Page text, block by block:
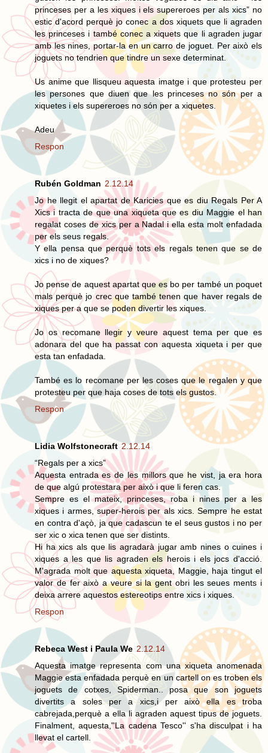
princeses per a les xiques i els supereroes per als xics” no
estic d'acord perquè jo conec a dos xiquets que li agraden
les princeses i també conec a xiquets que li agraden jugar
amb les nines, portar-la en un carro de joguet. Per això els
joguets no tendrien que tindre un sexe determinat.
Us anime que llisqueu aquesta imatge i que protesteu per
les persones que diuen que les princeses no són per a
xiquetes i els supereroes no són per a xiquetes.
Adeu
Respon
Rubén Goldman 2.12.14
Jo he llegit el apartat de Karicies que es diu Regals Per A
Xics i tracta de que una xiqueta que es diu Maggie el han
regalat coses de xics per a Nadal i ella esta molt enfadada
per els seus regals.
Y ella pensa que perquè tots els regals tenen que se de
xics i no de xiques?
Jo pense de aquest apartat que es bo per també un poquet
mals perquè jo crec que també tenen que haver regals de
xiques per a que se poden divertir les xiques.
Jo os recomane llegir y veure aquest tema per que es
adonara del que ha passat con aquesta xiqueta i per que
esta tan enfadada.
També es lo recomane per les coses que le regalen y que
protesteu per que haja coses de tots els gustos.
Respon
Lidia Wolfstonecraft 2.12.14
“Regals per a xics”
Aquesta entrada es de les millors que he vist, ja era hora
de que algú protestara per això i que li feren cas.
Sempre es el mateix, princeses, roba i nines per a les
xiques i armes, super-herois per als xics. Sempre he estat
en contra d'açò, ja que cadascun te el seus gustos i no per
ser xic o xica tenen que ser distints.
Hi ha xics als que lis agradarà jugar amb nines o cuines i
xiques a les que lis agraden els herois i els jocs d'acció.
M'agrada molt que aquesta xiqueta, Maggie, haja tingut el
valor de fer això a veure si la gent obri les seues ments i
deixa arrere aquestos estereotips entre xics i xiques.
Respon
Rebeca West i Paula We 2.12.14
Aquesta imatge representa com una xiqueta anomenada
Maggie esta enfadada perquè en un cartell on es troben els
joguets de cotxes, Spiderman.. posa que son joguets
divertits a soles per a xics,i per això ella es troba
cabrejada,perquè a ella li agraden aquest tipus de joguets.
Finalment, aquesta,''La cadena Tesco'' s'ha disculpat i ha
llevat el cartell.